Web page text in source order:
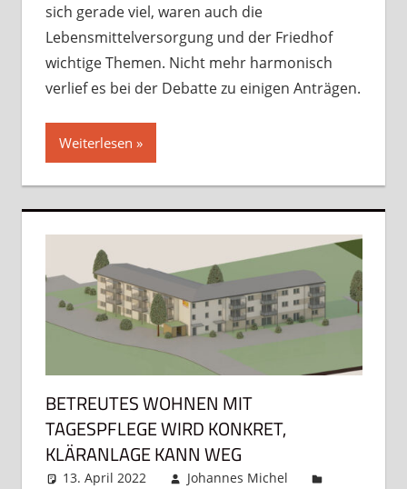
sich gerade viel, waren auch die
Lebensmittelversorgung und der Friedhof
wichtige Themen. Nicht mehr harmonisch
verlief es bei der Debatte zu einigen Anträgen.
Weiterlesen
BETREUTES WOHNEN MIT
TAGESPFLEGE WIRD KONKRET,
KLÄRANLAGE KANN WEG
13. April 2022
Johannes Michel